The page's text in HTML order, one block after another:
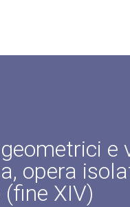
e
opera
XIV)